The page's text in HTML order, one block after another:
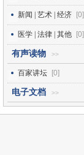
新闻 | 艺术 | 经济 [0]
医学 | 法律 | 其他 [0]
有声读物 >>
百家讲坛 [0]
电子文档 >>